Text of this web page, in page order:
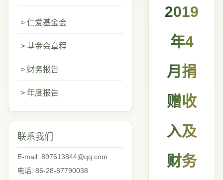
> 仁爱基金会
> 基金会章程
> 财务报告
> 年度报告
联系我们
E-mail: 897613844@qq.com
电话: 86-28-87790038
2019
年4
月捐
赠收
入及
财务